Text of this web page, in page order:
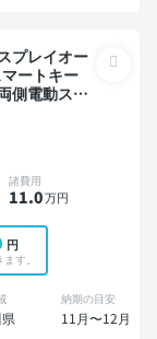
ートキー
側電動スラ
諸費用
11.0万円
円
す。
納期の目安
11月〜12月